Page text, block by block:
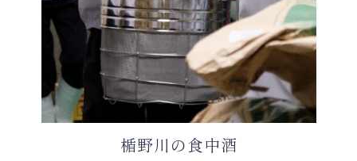
楯野川の食中酒